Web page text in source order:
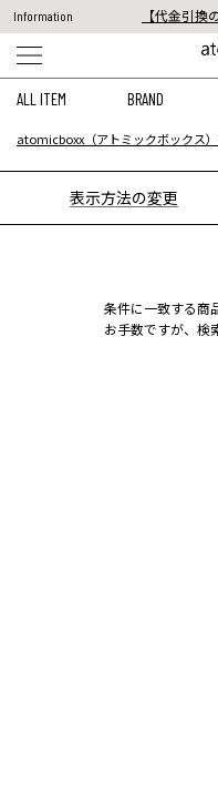
Information
【代金引換
税込11,000円
ALL ITEM BRAND
atomicboxx（アトミックボックス
表示方法の変更
条件に一致する商
お手数ですが、検